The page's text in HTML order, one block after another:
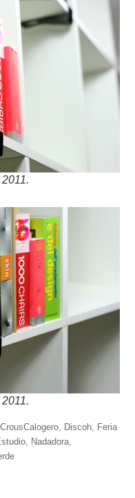
Etiquetas
CrousCalogero, Discoh, Feria
, Nadadora,